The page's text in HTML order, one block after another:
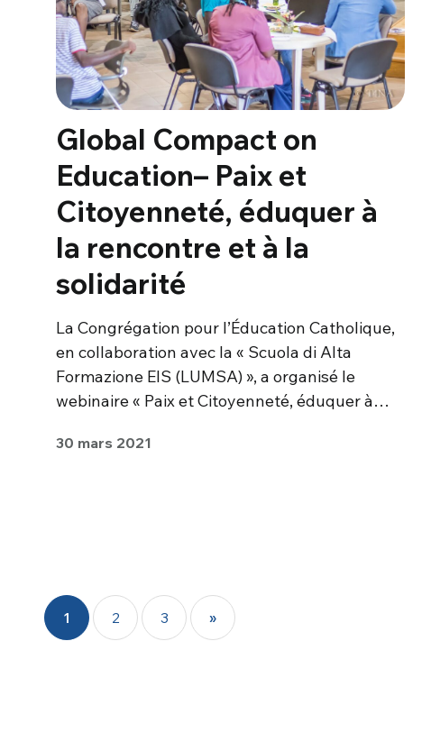
Global Compact on
Education– Paix et
Citoyenneté, éduquer à
la rencontre et à la
solidarité
La Congrégation pour l’Éducation Catholique,
en collaboration avec la « Scuola di Alta
Formazione EIS (LUMSA) », a organisé le
webinaire « Paix et Citoyenneté, éduquer à…
30 mars 2021
1 2 3 »